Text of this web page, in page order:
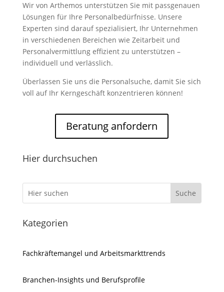
Wir von Arthemos unterstützen Sie mit passgenauen
Lösungen für Ihre Personalbedürfnisse. Unsere
Experten sind darauf spezialisiert, Ihr Unternehmen
in verschiedenen Bereichen wie Zeitarbeit und
Personalvermittlung effizient zu unterstützen –
individuell und verlässlich.
Überlassen Sie uns die Personalsuche, damit Sie sich
voll auf Ihr Kerngeschäft konzentrieren können!
Beratung anfordern
Hier durchsuchen
Kategorien
Fachkräftemangel und Arbeitsmarkttrends
Branchen-Insights und Berufsprofile